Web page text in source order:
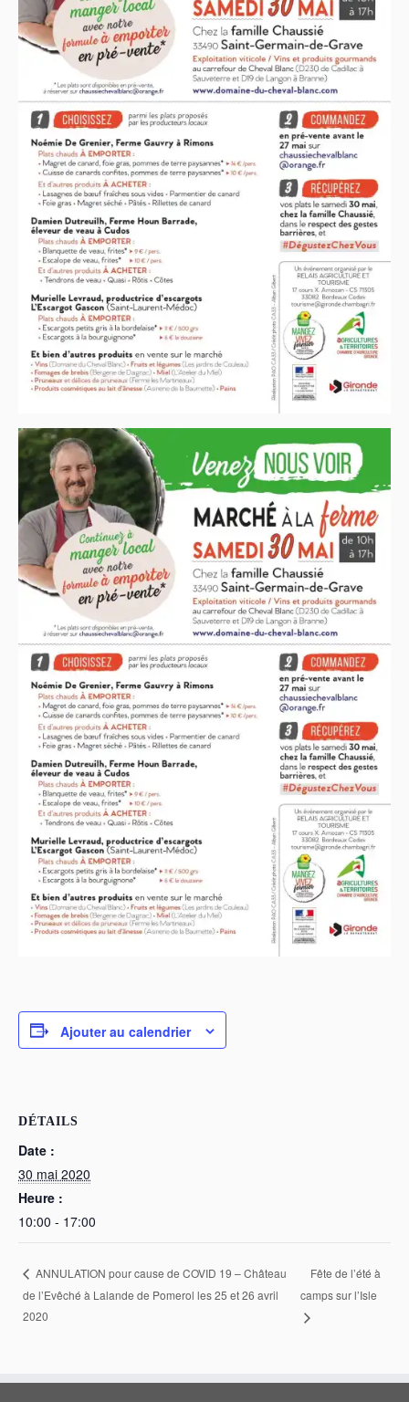
Ajouter au calendrier
DÉTAILS
Date :
30 mai 2020
Heure :
10:00 - 17:00
ANNULATION pour cause de COVID 19 – Château
de l’Evêché à Lalande de Pomerol les 25 et 26 avril
2020
Fête de l’été à
camps sur l’Isle